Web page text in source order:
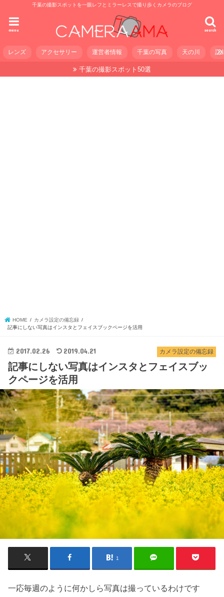
千葉の撮影スポットを一眼レフとミラーレスで撮り歩くカメラのブログ
search
menu
レンズ アクセサリー 運営者情報 千葉の写真 天の川 記
千葉の撮影スポット50選
HOME
カメラ設定の備忘録
記事にしない写真はインスタとフェイスブックページを活用
カメラ設定の備忘録
2017.02.26 2019.04.21
記事にしない写真はインスタとフェイスブッ
クページを活用
1
一応毎週のように何かしら写真は撮っているわけです